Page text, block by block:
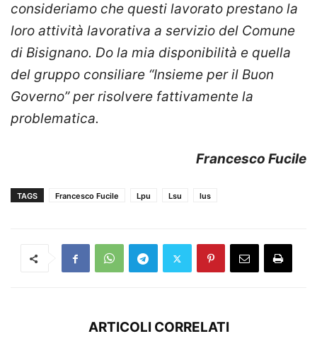
consideriamo che questi lavorato prestano la
loro attività lavorativa a servizio del Comune
di Bisignano. Do la mia disponibilità e quella
del gruppo consiliare “Insieme per il Buon
Governo” per risolvere fattivamente la
problematica.
Francesco Fucile
TAGS Francesco Fucile Lpu Lsu lus
ARTICOLI CORRELATI